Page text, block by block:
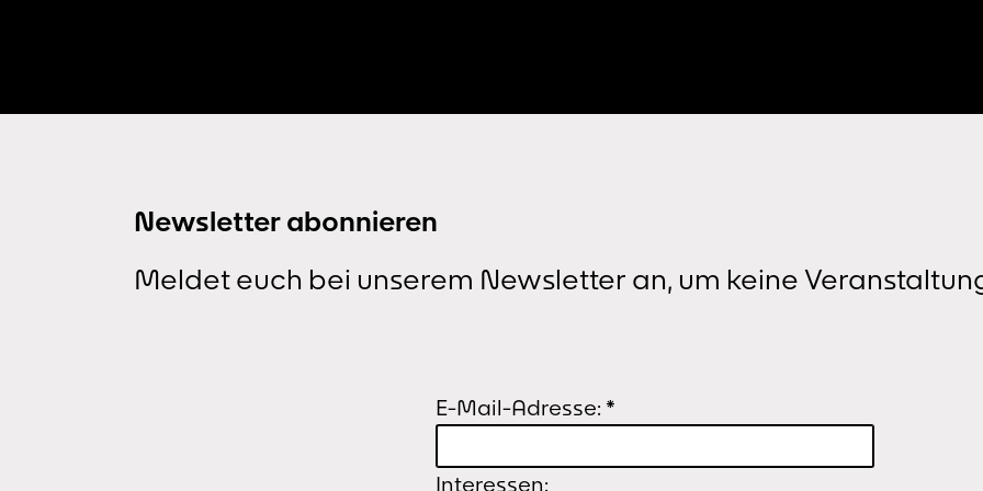
Rettung sowie Geometrie, Ästhetik
Newsletter abonnieren
Meldet euch bei unserem Newsletter an, um keine
E-Mail-Adresse: *
Interessen: